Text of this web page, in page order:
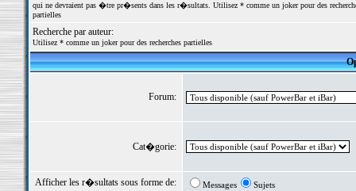
qui ne devraient pas �tre pr�sents dans les r�sultats. Utilisez * comme un joker pour des
partielles
Recherche par auteur:
Utilisez * comme un joker pour des recherches partielles
Forum:
Cat�gorie:
Afficher les r�sultats sous forme de: Messages Sujets